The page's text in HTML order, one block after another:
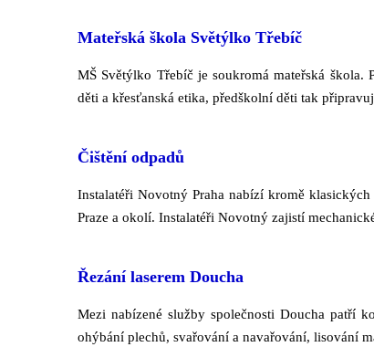
Mateřská škola Světýlko Třebíč
MŠ Světýlko Třebíč je soukromá mateřská
děti a křesťanská etika, předškolní děti tak
Čištění odpadů
Instalatéři Novotný Praha nabízí kromě
Praze a okolí. Instalatéři Novotný zajistí
Řezání laserem Doucha
Mezi nabízené služby společnosti Doucha patří
ohýbání plechů, svařování a navařování, lisování